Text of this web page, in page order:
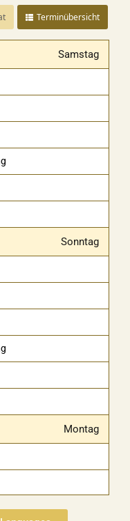
Terminübersicht
Samstag
Sonntag
Montag